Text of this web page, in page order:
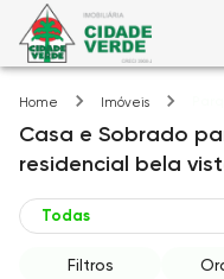
Home Imóveis
Casa e Sobrado
residencial bela
Filtros